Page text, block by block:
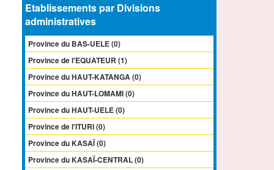
Etablissements par Divisions
administratives
Province du BAS-UELE (0)
Province de l'EQUATEUR (1)
Province du HAUT-KATANGA (0)
Province du HAUT-LOMAMI (0)
Province du HAUT-UELE (0)
Province de l'ITURI (0)
Province du KASAÏ (0)
Province du KASAÏ-CENTRAL (0)